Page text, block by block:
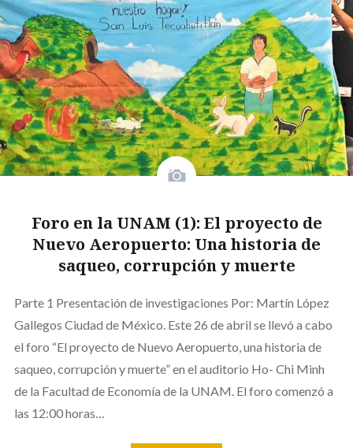
Foro en la UNAM (1): El proyecto de
Nuevo Aeropuerto: Una historia de
saqueo, corrupción y muerte
Parte 1 Presentación de investigaciones Por: Martín López
Gallegos Ciudad de México. Este 26 de abril se llevó a cabo
el foro “El proyecto de Nuevo Aeropuerto, una historia de
saqueo, corrupción y muerte” en el auditorio Ho- Chi Minh
de la Facultad de Economía de la UNAM. El foro comenzó a
las 12:00 horas…